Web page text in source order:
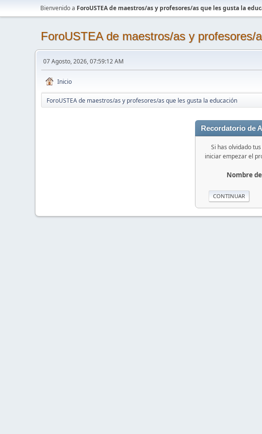
Bienvenido a ForoUSTEA de maestros/as y profesores/as que les gusta la
ForoUSTEA de maestros/as y profesores/
07 Agosto, 2026, 07:59:12 AM
Inicio
ForoUSTEA de maestros/as y profesores/as que les gusta la educación
Recordatorio de
Si has olvidado
iniciar empezar el
Nombre